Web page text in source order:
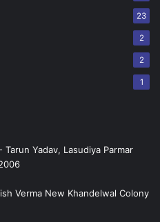
23
2
2
1
Yadav, Lasudiya Parmar
Verma New Khandelwal Colony